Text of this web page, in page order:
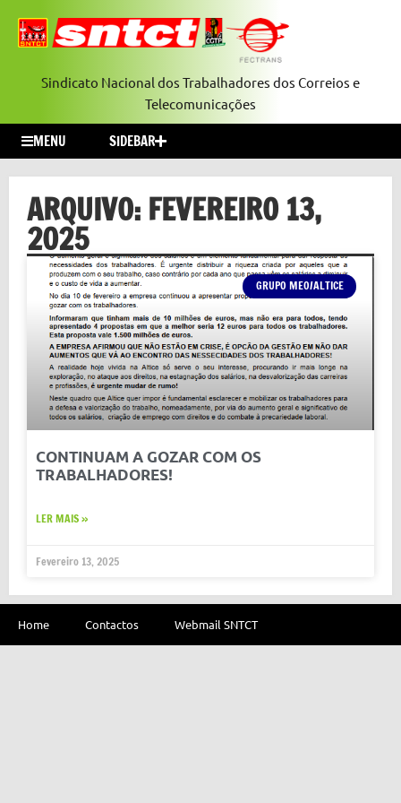
Sindicato Nacional dos Trabalhadores dos Correios e
Telecomunicações
MENU SIDEBAR
ARQUIVO: FEVEREIRO 13,
2025
GRUPO MEO/ALTICE
CONTINUAM A GOZAR COM OS
TRABALHADORES!
LER MAIS »
Fevereiro 13, 2025
Home Contactos Webmail SNTCT